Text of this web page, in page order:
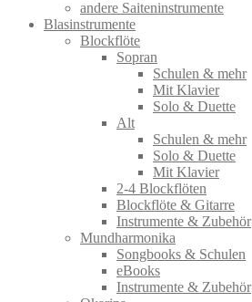
andere Saiteninstrumente
Blasinstrumente
Blockflöte
Sopran
Schulen & mehr
Mit Klavier
Solo & Duette
Alt
Schulen & mehr
Solo & Duette
Mit Klavier
2-4 Blockflöten
Blockflöte & Gitarre
Instrumente & Zubehör
Mundharmonika
Songbooks & Schulen
eBooks
Instrumente & Zubehör